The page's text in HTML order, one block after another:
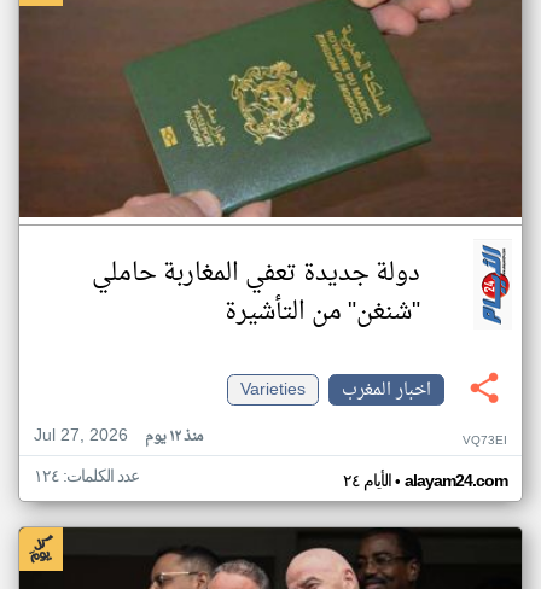
دولة جديدة تعفي المغاربة حاملي
"شنغن" من التأشيرة
اخبار المغرب
Varieties
Jul 27, 2026
منذ ١٢ يوم VQ73EI
الأيام ٢٤• alayam24.com عدد الكلمات: ١٢٤